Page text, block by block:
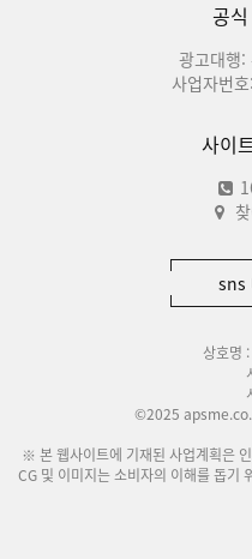
공
광고대행:
사업자번
사이
sns
상호명
©2025
※ 본 웹사이트에 기재된 사업계획은
CG 및 이미지는 소비자의 이해를 돕기